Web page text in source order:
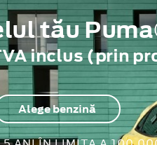
tău
inclus (prin
Alege benzină